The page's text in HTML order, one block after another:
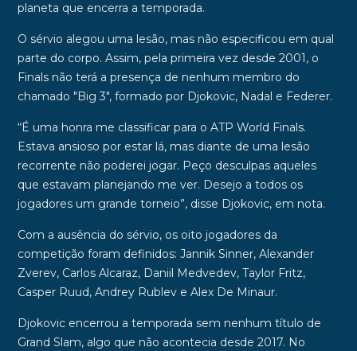
planeta que encerra a temporada.
O sérvio alegou uma lesão, mas não especificou em qual
parte do corpo. Assim, pela primeira vez desde 2001 , o
Finals não terá a presença de nenhum membro do
chamado "Big 3", formado por Djokovic, Nadal e Federer.
“É uma honra me classificar para o ATP World Finals.
Estava ansioso por estar lá, mas diante de uma lesão
recorrente não poderei jogar. Peço desculpas aqueles
que estavam planejando me ver. Desejo a todos os
jogadores um grande torneio”, disse Djokovic, em nota.
Com a ausência do sérvio, os oito jogadores da
competição foram definidos: Jannik Sinner, Alexander
Zverev, Carlos Alcaraz, Daniil Medvedev, Taylor Fritz,
Casper Ruud, Andrey Rublev e Alex De Minaur.
Djokovic encerrou a temporada sem nenhum título de
Grand Slam, algo que não acontecia desde 2017. No